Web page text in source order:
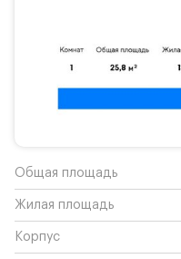
Общая площадь
Жилая площадь
Корпус